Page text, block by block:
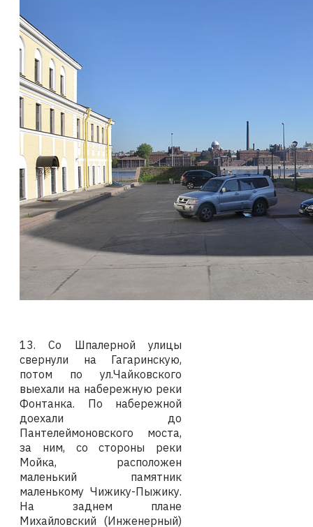
13. Со Шпалерной улицы
свернули на Гагаринскую,
потом по ул.Чайковского
выехали на набережную реки
Фонтанка. По набережной
доехали до
Пантелеймоновского моста,
за ним, со стороны реки
Мойка, расположен
маленький памятник
маленькому Чижику-Пыжику.
На заднем плане
Михайловский (Инженерный)